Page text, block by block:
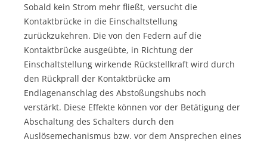
Sobald kein Strom mehr fließt, versucht die
Kontaktbrücke in die Einschaltstellung
zurückzukehren. Die von den Federn auf die
Kontaktbrücke ausgeübte, in Richtung der
Einschaltstellung wirkende Rückstellkraft wird durch
den Rückprall der Kontaktbrücke am
Endlagenanschlag des Abstoßungshubs noch
verstärkt. Diese Effekte können vor der Betätigung der
Abschaltung des Schalters durch den
Auslösemechanismus bzw. vor dem Ansprechen eines